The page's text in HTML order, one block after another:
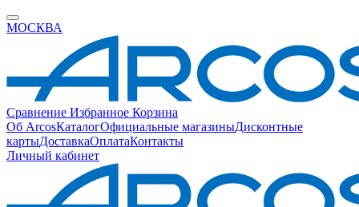
МОСКВА
Сравнение Избранное Корзина
Об ArcosКаталогОфициальные магазиныДисконтные
картыДоставкаОплатаКонтакты
Личный кабинет